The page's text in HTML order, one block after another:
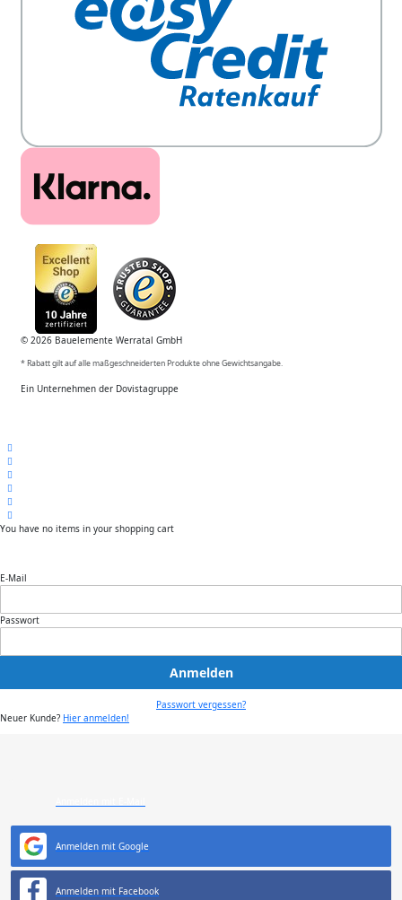
© 2026 Bauelemente Werratal GmbH
* Rabatt gilt auf alle maßgeschneiderten Produkte ohne Gewichtsangabe.
Ein Unternehmen der Dovistagruppe
You have no items in your shopping cart
E-Mail
Passwort
Anmelden
Passwort vergessen?
Neuer Kunde? Hier anmelden!
Anmelden mit Google
Anmelden mit Facebook